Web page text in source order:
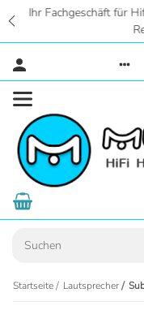
Zentral in
Hörstudios in
Startseite Lautsprecher